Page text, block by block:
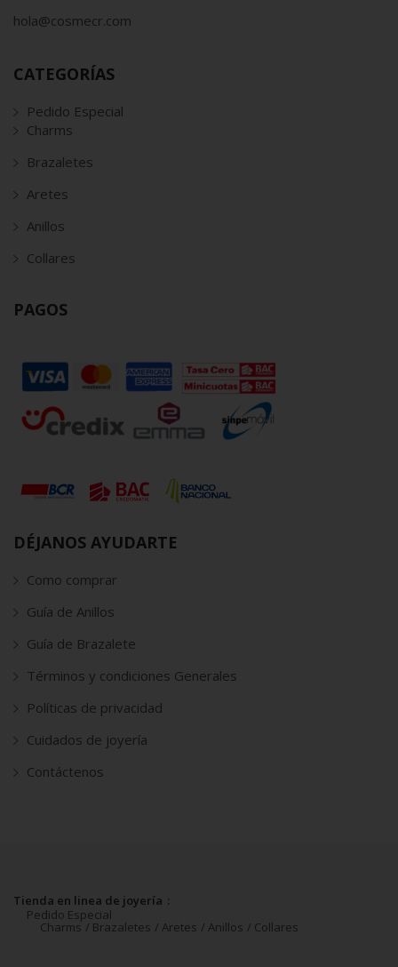
hola@cosmecr.com
CATEGORÍAS
Pedido Especial
Charms
Brazaletes
Aretes
Anillos
Collares
PAGOS
DÉJANOS AYUDARTE
Como comprar
Guía de Anillos
Guía de Brazalete
Términos y condiciones Generales
Políticas de privacidad
Cuidados de joyería
Contáctenos
Tienda en linea de joyería
Pedido Especial
Charms Brazaletes Aretes Anillos Collares